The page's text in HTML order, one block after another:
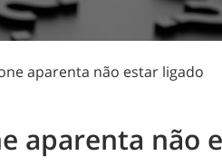
aparenta não estar ligado
aparenta não